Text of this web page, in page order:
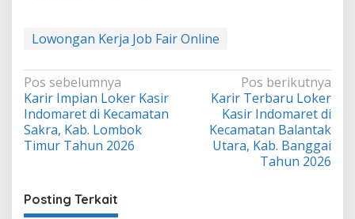
Lowongan Kerja Job Fair Online
Navigasi
pos
Pos sebelumnya
Karir Impian Loker Kasir
Indomaret di Kecamatan
Sakra, Kab. Lombok
Timur Tahun 2026
Pos berikutnya
Karir Terbaru Loker
Kasir Indomaret di
Kecamatan Balantak
Utara, Kab. Banggai
Tahun 2026
Posting Terkait